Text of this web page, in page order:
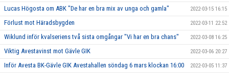
Lucas Högosta om ABK "De har en bra mix av unga och gamla" 2022-03-15 16:15
Förlust mot Häradsbygden 2022-03-11 22:52
Wiklund inför kvalseriens två sista omgångar "Vi har en bra chans" 2022-03-08 16:25
Viktig Avestavinst mot Gävle GIK 2022-03-06 20:27
Inför Avesta BK-Gävle GIK Avestahallen söndag 6 mars klockan 16:00 2022-03-05 11:37